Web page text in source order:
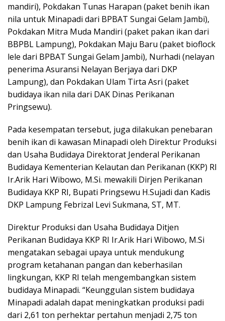
mandiri), Pokdakan Tunas Harapan (paket benih ikan
nila untuk Minapadi dari BPBAT Sungai Gelam Jambi),
Pokdakan Mitra Muda Mandiri (paket pakan ikan dari
BBPBL Lampung), Pokdakan Maju Baru (paket bioflock
lele dari BPBAT Sungai Gelam Jambi), Nurhadi (nelayan
penerima Asuransi Nelayan Berjaya dari DKP
Lampung), dan Pokdakan Ulam Tirta Asri (paket
budidaya ikan nila dari DAK Dinas Perikanan
Pringsewu).
Pada kesempatan tersebut, juga dilakukan penebaran
benih ikan di kawasan Minapadi oleh Direktur Produksi
dan Usaha Budidaya Direktorat Jenderal Perikanan
Budidaya Kementerian Kelautan dan Perikanan (KKP) RI
Ir.Arik Hari Wibowo, M.Si. mewakili Dirjen Perikanan
Budidaya KKP RI, Bupati Pringsewu H.Sujadi dan Kadis
DKP Lampung Febrizal Levi Sukmana, ST, MT.
Direktur Produksi dan Usaha Budidaya Ditjen
Perikanan Budidaya KKP RI Ir.Arik Hari Wibowo, M.Si
mengatakan sebagai upaya untuk mendukung
program ketahanan pangan dan keberhasilan
lingkungan, KKP RI telah mengembangkan sistem
budidaya Minapadi. “Keunggulan sistem budidaya
Minapadi adalah dapat meningkatkan produksi padi
dari 2,61 ton perhektar pertahun menjadi 2,75 ton